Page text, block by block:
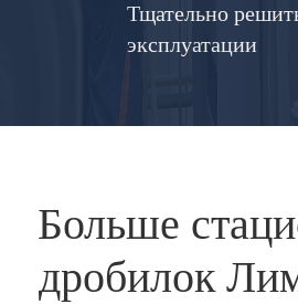
Тщательно
эксплуатации
Больше
дробилок